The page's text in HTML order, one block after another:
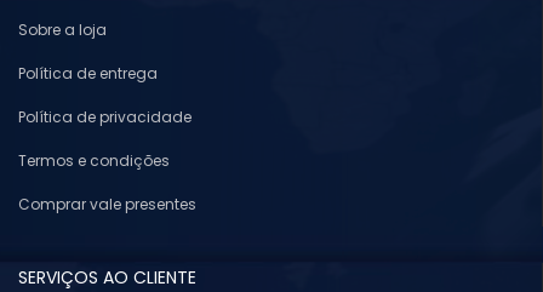
Sobre a loja
Política de entrega
Política de privacidade
Termos e condições
Comprar vale presentes
SERVIÇOS AO CLIENTE